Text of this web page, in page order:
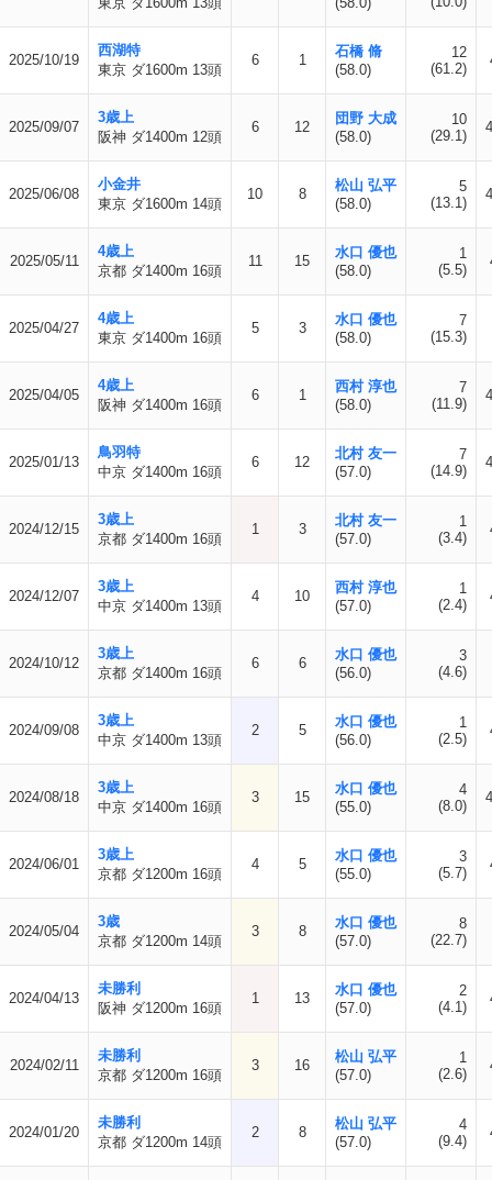
2025/10/19
西湖特
東京 ダ1600m 13頭
6 1
石橋 脩
(58.0)
12
(61.2)
2025/09/07
3歳上
阪神 ダ1400m 12頭
6 12
団野 大成
(58.0)
10
(29.1)
2025/06/08
小金井
東京 ダ1600m 14頭
10 8
松山 弘平
(58.0)
5
(13.1)
2025/05/11
4歳上
京都 ダ1400m 16頭
11 15
水口 優也
(58.0)
1
(5.5)
2025/04/27
4歳上
東京 ダ1400m 16頭
5 3
水口 優也
(58.0)
7
(15.3)
2025/04/05
4歳上
阪神 ダ1400m 16頭
6 1
西村 淳也
(58.0)
7
(11.9)
2025/01/13
鳥羽特
中京 ダ1400m 16頭
6 12
北村 友一
(57.0)
7
(14.9)
2024/12/15
3歳上
京都 ダ1400m 16頭
1 3
北村 友一
(57.0)
1
(3.4)
2024/12/07
3歳上
中京 ダ1400m 13頭
4 10
西村 淳也
(57.0)
1
(2.4)
2024/10/12
3歳上
京都 ダ1400m 16頭
6 6
水口 優也
(56.0)
3
(4.6)
2024/09/08
3歳上
中京 ダ1400m 13頭
2 5
水口 優也
(56.0)
1
(2.5)
2024/08/18
3歳上
中京 ダ1400m 16頭
3 15
水口 優也
(55.0)
4
(8.0)
2024/06/01
3歳上
京都 ダ1200m 16頭
4 5
水口 優也
(55.0)
3
(5.7)
2024/05/04
3歳
京都 ダ1200m 14頭
3 8
水口 優也
(57.0)
8
(22.7)
2024/04/13
未勝利
阪神 ダ1200m 16頭
1 13
水口 優也
(57.0)
2
(4.1)
2024/02/11
未勝利
京都 ダ1200m 16頭
3 16
松山 弘平
(57.0)
1
(2.6)
2024/01/20
未勝利
京都 ダ1200m 14頭
2 8
松山 弘平
(57.0)
4
(9.4)